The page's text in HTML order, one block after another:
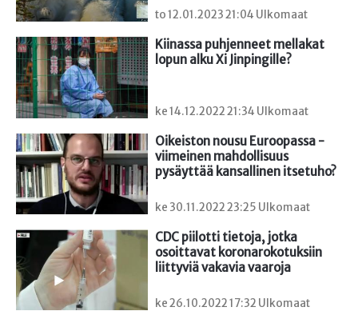
to 12.01.2023 21:04 Ulkomaat
Kiinassa puhjenneet mellakat
lopun alku Xi Jinpingille?
ke 14.12.2022 21:34 Ulkomaat
Oikeiston nousu Euroopassa -
viimeinen mahdollisuus
pysäyttää kansallinen itsetuho?
ke 30.11.2022 23:25 Ulkomaat
CDC piilotti tietoja, jotka
osoittavat koronarokotuksiin
liittyviä vakavia vaaroja
ke 26.10.2022 17:32 Ulkomaat